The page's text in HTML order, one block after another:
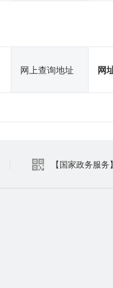
网上查询地址 网
【国家政务服